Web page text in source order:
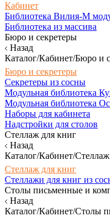
Кабинет
Библиотека Вилия-М
Библиотека из массива
Бюро и секретеры
Назад
Каталог/Кабинет/Бюро и
Бюро и секретеры
Секретеры из сосны
Модульная библиотека
Модульная библиотека
Наборы для кабинета
Надстройки для столов
Стеллаж для книг
Назад
Каталог/Кабинет/
Стеллаж для книг
Стеллажи для книг из
Столы письменные и
Назад
Каталог/Кабинет/Столы